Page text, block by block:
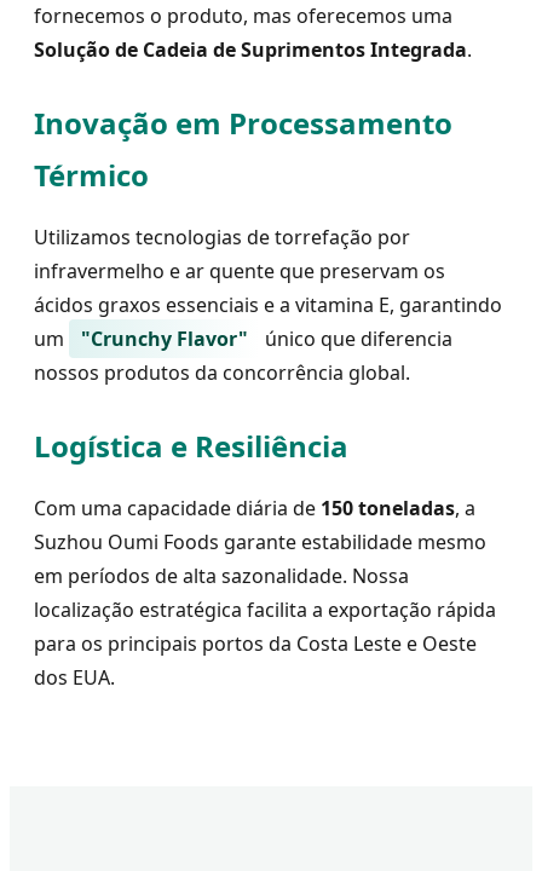
fornecemos o produto, mas oferecemos uma
Solução de Cadeia de Suprimentos Integrada.
Inovação em Processamento
Térmico
Utilizamos tecnologias de torrefação por
infravermelho e ar quente que preservam os
ácidos graxos essenciais e a vitamina E, garantindo
um
"Crunchy Flavor"
único que diferencia
nossos produtos da concorrência global.
Logística e Resiliência
Com uma capacidade diária de 150 toneladas, a
Suzhou Oumi Foods garante estabilidade mesmo
em períodos de alta sazonalidade. Nossa
localização estratégica facilita a exportação rápida
para os principais portos da Costa Leste e Oeste
dos EUA.